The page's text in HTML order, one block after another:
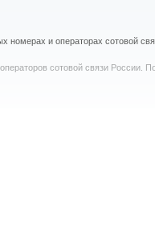
и операторах сотовой
сотовой связи России.